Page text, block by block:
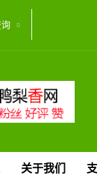
关于我们